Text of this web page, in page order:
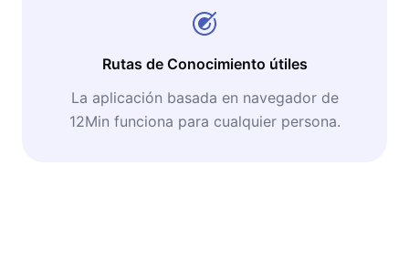
Rutas de Conocimiento útiles
La aplicación basada en navegador de
12Min funciona para cualquier persona.